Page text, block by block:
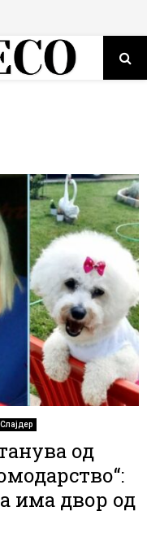
Слајдер
од
има двор од